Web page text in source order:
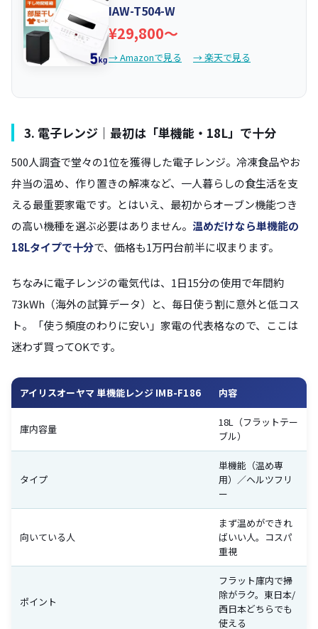
IAW-T504-W
¥29,800〜
→ Amazonで見る → 楽天で見る
3. 電子レンジ｜最初は「単機能・18L」で十分
500人調査で堂々の1位を獲得した電子レンジ。冷凍食品やお
弁当の温め、作り置きの解凍など、一人暮らしの食生活を支
える最重要家電です。とはいえ、最初からオーブン機能つき
の高い機種を選ぶ必要はありません。 温めだけなら単機能の
18Lタイプで十分で、価格も1万円台前半に収まります。
ちなみに電子レンジの電気代は、1日15分の使用で年間約
73kWh（海外の試算データ）と、毎日使う割に意外と低コス
ト。「使う頻度のわりに安い」家電の代表格なので、ここは
迷わず買ってOKです。
アイリスオーヤマ 単機能レンジ IMB-F186 内容
庫内容量
18L（フラットテー
ブル）
タイプ
単機能（温め専
用）／ヘルツフリ
ー
向いている人
まず温めができれ
ばいい人。コスパ
重視
ポイント
フラット庫内で掃
除がラク。東日本/
西日本どちらでも
使える